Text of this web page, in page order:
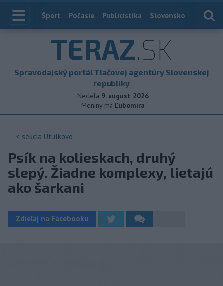
Index
Šport Počasie Publicistika Slovensko
TERAZ.SK
Spravodajský portál Tlačovej agentúry Slovenskej
republiky
Nedela 9. august 2026
Meniny má Ľubomíra
< sekcia Útulkovo
Psík na kolieskach, druhý
slepý. Žiadne komplexy, lietajú
ako šarkani
Zdieľaj na Facebooku